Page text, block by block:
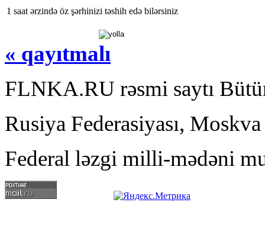
1 saat ərzində öz şərhinizi təshih edə bilərsiniz
« qayıtmalı
FLNKA.RU rəsmi saytı
Rusiya Federasiyası,
Federal ləzgi milli-mədəni